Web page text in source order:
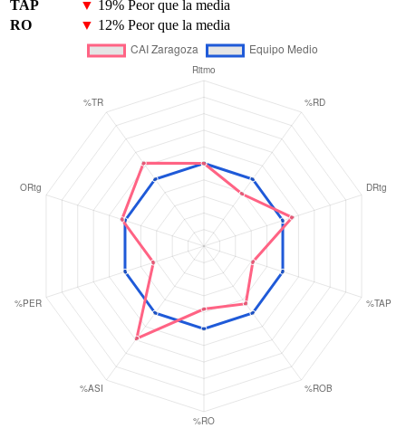
TAP
▼ 19% Peor que la media
RO
▼ 12% Peor que la media